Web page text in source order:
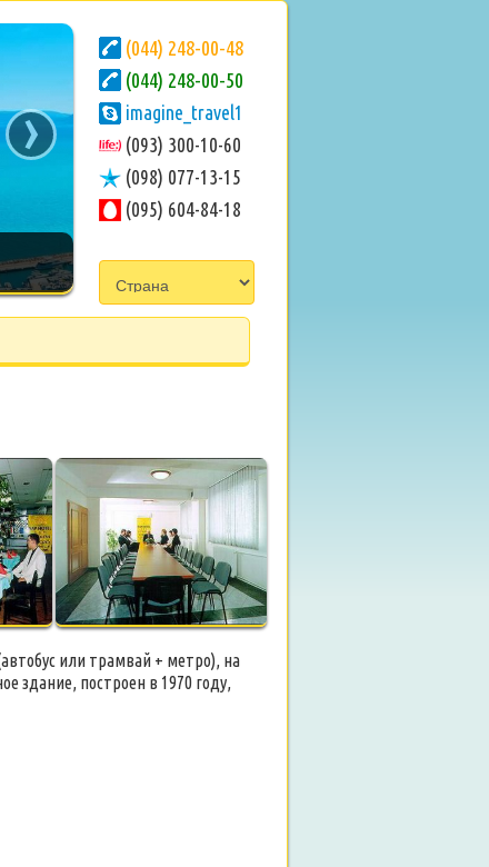
›
(044) 248-00-48
(044) 248-00-50
imagine_travel1
(093) 300-10-60
(098) 077-13-15
(095) 604-84-18
или трамвай + метро), на
здание, построен в 1970 году,